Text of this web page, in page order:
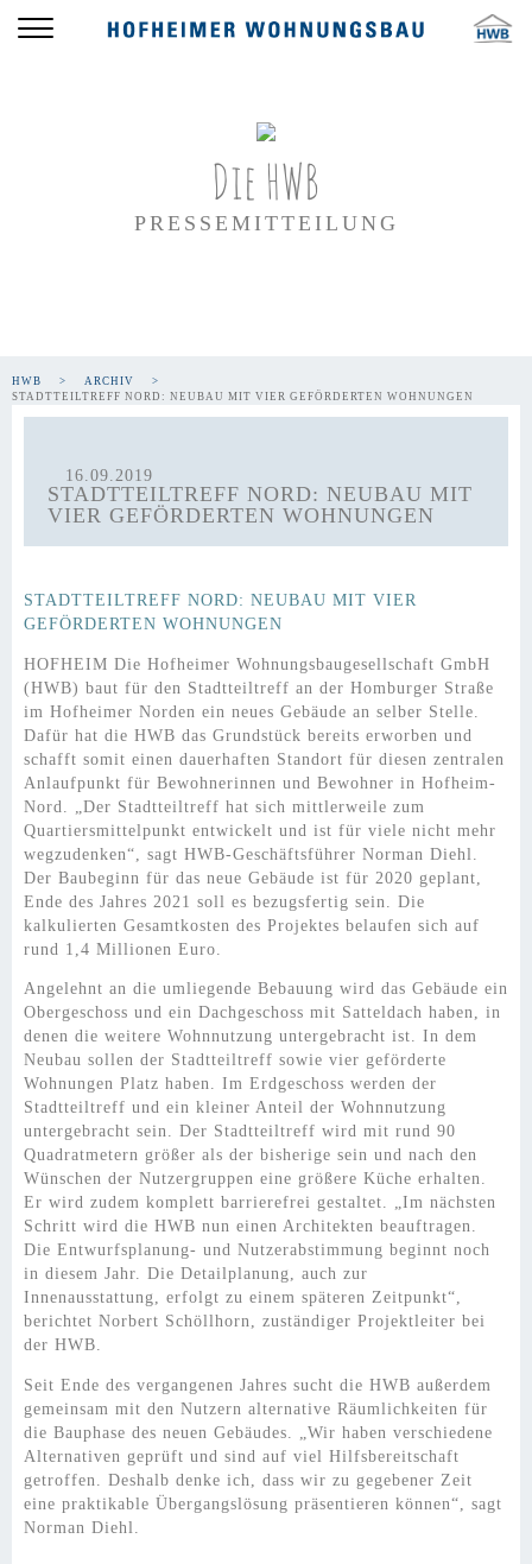
Die HWB
PRESSEMITTEILUNG
HWB
ARCHIV
STADTTEILTREFF NORD: NEUBAU MIT VIER GEFÖRDERTEN WOHNUNGEN
16.09.2019
STADTTEILTREFF NORD: NEUBAU MIT
VIER GEFÖRDERTEN WOHNUNGEN
STADTTEILTREFF NORD: NEUBAU MIT VIER
GEFÖRDERTEN WOHNUNGEN
HOFHEIM Die Hofheimer Wohnungsbaugesellschaft GmbH
(HWB) baut für den Stadtteiltreff an der Homburger Straße
im Hofheimer Norden ein neues Gebäude an selber Stelle.
Dafür hat die HWB das Grundstück bereits erworben und
schafft somit einen dauerhaften Standort für diesen zentralen
Anlaufpunkt für Bewohnerinnen und Bewohner in Hofheim-
Nord. „Der Stadtteiltreff hat sich mittlerweile zum
Quartiersmittelpunkt entwickelt und ist für viele nicht mehr
wegzudenken“, sagt HWB-Geschäftsführer Norman Diehl.
Der Baubeginn für das neue Gebäude ist für 2020 geplant,
Ende des Jahres 2021 soll es bezugsfertig sein. Die
kalkulierten Gesamtkosten des Projektes belaufen sich auf
rund 1,4 Millionen Euro.
Angelehnt an die umliegende Bebauung wird das Gebäude ein
Obergeschoss und ein Dachgeschoss mit Satteldach haben, in
denen die weitere Wohnnutzung untergebracht ist. In dem
Neubau sollen der Stadtteiltreff sowie vier geförderte
Wohnungen Platz haben. Im Erdgeschoss werden der
Stadtteiltreff und ein kleiner Anteil der Wohnnutzung
untergebracht sein. Der Stadtteiltreff wird mit rund 90
Quadratmetern größer als der bisherige sein und nach den
Wünschen der Nutzergruppen eine größere Küche erhalten.
Er wird zudem komplett barrierefrei gestaltet. „Im nächsten
Schritt wird die HWB nun einen Architekten beauftragen.
Die Entwurfsplanung- und Nutzerabstimmung beginnt noch
in diesem Jahr. Die Detailplanung, auch zur
Innenausstattung, erfolgt zu einem späteren Zeitpunkt“,
berichtet Norbert Schöllhorn, zuständiger Projektleiter bei
der HWB.
Seit Ende des vergangenen Jahres sucht die HWB außerdem
gemeinsam mit den Nutzern alternative Räumlichkeiten für
die Bauphase des neuen Gebäudes. „Wir haben verschiedene
Alternativen geprüft und sind auf viel Hilfsbereitschaft
getroffen. Deshalb denke ich, dass wir zu gegebener Zeit
eine praktikable Übergangslösung präsentieren können“, sagt
Norman Diehl.